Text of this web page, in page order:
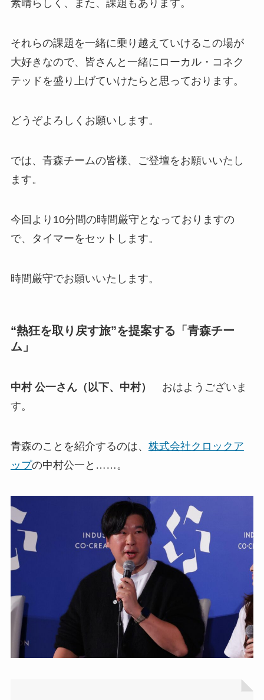
素晴らしく、また、課題もあります。
それらの課題を一緒に乗り越えていけるこの場が
大好きなので、皆さんと一緒にローカル・コネク
テッドを盛り上げていけたらと思っております。
どうぞよろしくお願いします。
では、青森チームの皆様、ご登壇をお願いいたし
ます。
今回より10分間の時間厳守となっておりますの
で、タイマーをセットします。
時間厳守でお願いいたします。
“熱狂を取り戻す旅”を提案する「青森チー
ム」
中村 公一さん（以下、中村）
おはようございま
す。
青森のことを紹介するのは、 株式会社クロックア
ップの中村公一と……。